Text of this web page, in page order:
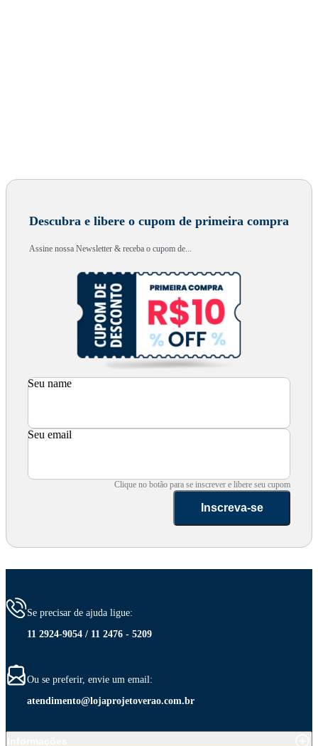
Descubra e libere o cupom de primeira compra
Assine nossa Newsletter & receba o cupom de...
Seu name
Seu email
Clique no botão para se inscrever e libere seu cupom
Inscreva-se
Se precisar de ajuda ligue:
11 2924-9054 / 11 2476 - 5209
Ou se preferir, envie um email:
atendimento@lojaprojetoverao.com.br